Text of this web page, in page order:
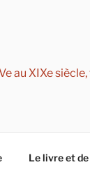
au XIXe
Le livre et